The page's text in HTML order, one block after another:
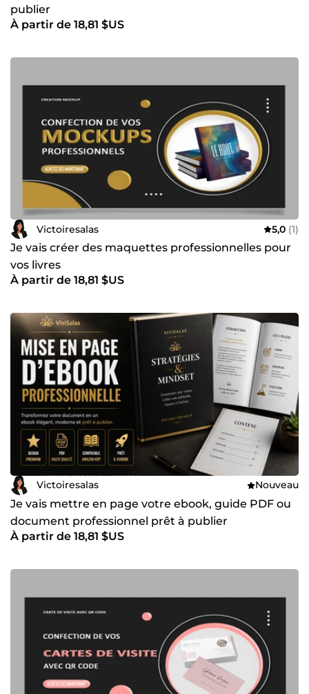
publier
À partir de 18,81 $US
Victoiresalas 5,0 (1)
Je vais créer des maquettes professionnelles pour
vos livres
À partir de 18,81 $US
Victoiresalas Nouveau
Je vais mettre en page votre ebook, guide PDF ou
document professionnel prêt à publier
À partir de 18,81 $US